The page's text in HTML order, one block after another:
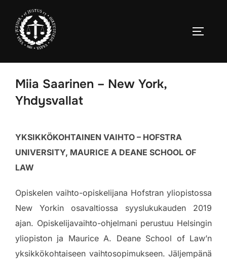
content
Miia Saarinen – New York,
Yhdysvallat
YKSIKKÖKOHTAINEN VAIHTO – HOFSTRA
UNIVERSITY, MAURICE A DEANE SCHOOL OF
LAW
Opiskelen vaihto-opiskelijana Hofstran yliopistossa
New Yorkin osavaltiossa syyslukukauden 2019
ajan. Opiskelijavaihto-ohjelmani perustuu Helsingin
yliopiston ja Maurice A. Deane School of Law’n
yksikkökohtaiseen vaihtosopimukseen. Jäljempänä